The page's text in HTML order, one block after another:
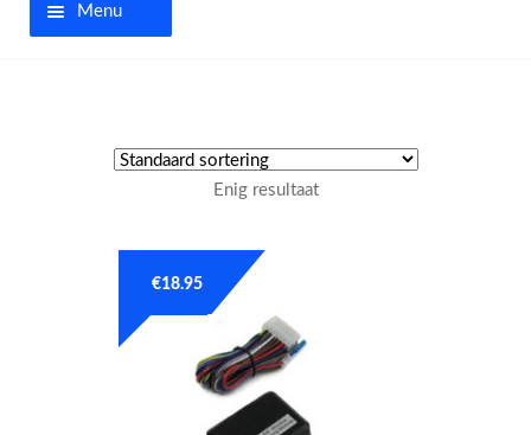
Menu
Tuning parts
OPC Line
Bedrijfswagen parts
Enig resultaat
€18.95